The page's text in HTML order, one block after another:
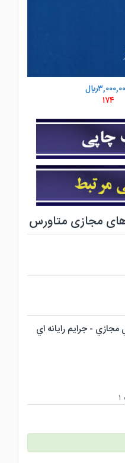
۱۷۴
مجازی متاورس
- جرايم رايانه اي